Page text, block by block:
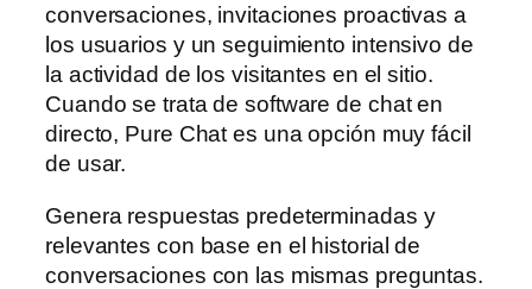
conversaciones, invitaciones proactivas a
los usuarios y un seguimiento intensivo de
la actividad de los visitantes en el sitio.
Cuando se trata de software de chat en
directo, Pure Chat es una opción muy fácil
de usar.
Genera respuestas predeterminadas y
relevantes con base en el historial de
conversaciones con las mismas preguntas.